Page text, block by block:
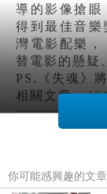
導的影像搶眼
得到最佳音
灣電影配樂，
替電影的懸疑
PS.《 失魂》
相關文章：
鈞
你可能感興趣的文章